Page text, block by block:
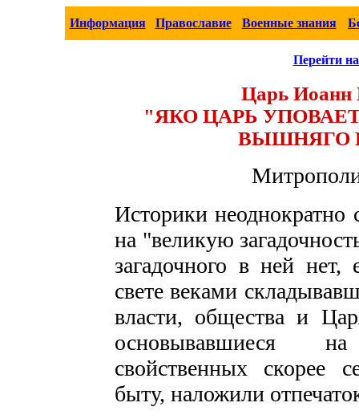
Информация Православие Военные знания
Перейти
Царь Иоанн
"ЯКО ЦАРЬ
ВЫШНЯГО
Историки неоднократно
на "великую
загадочного в ней нет,
свете веками
власти, общества и
основывавшиеся
свойственных скорее
быту, наложили